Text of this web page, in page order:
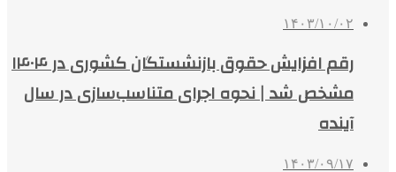
۱۴۰۳/۱۰/۰۲
رقم افزایش حقوق بازنشستگان کشوری در ۱۴۰۴
مشخص شد | نحوه اجرای متناسب‌سازی در سال
آینده
۱۴۰۳/۰۹/۱۷